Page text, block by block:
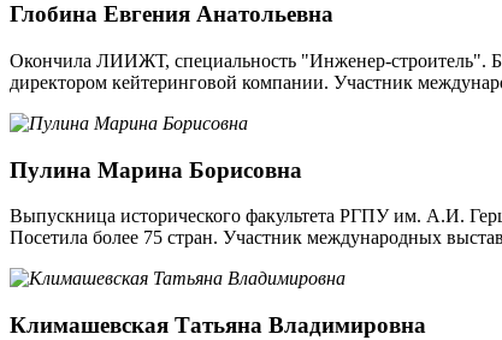
Глобина Евгения Анатольевна
Окончила ЛИИЖТ, специальность "Инженер-строитель".
директором кейтеринговой компании. Участник
Пулина Марина Борисовна
Выпускница исторического факультета РГПУ им. А.И.
Посетила более 75 стран. Участник международных
Климашевская Татьяна Владимировна